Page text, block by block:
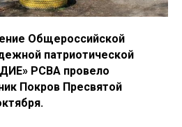
Общероссийской
патриотической
РСВА провело
Покров Пресвятой